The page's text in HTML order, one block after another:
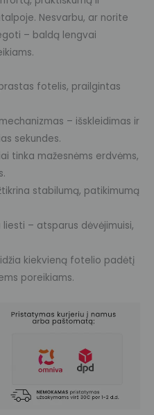
Nesvarbu, ar norite
– baldą lengvai
fotelis, prailgintas
– išskleidimas ir
sekundes.
tinka mažesnėms erdvėms,
stabilumą, patikimumą
liesti – atsparus dėvėjimuisi,
kiekvieną fotelio padėtį
poreikiams.